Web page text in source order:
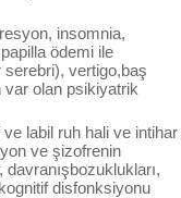
insomnia,
ödemi ile
serebri), vertigo,baş
var olan psikiyatrik
labil ruh hali ve intihar
ve şizofrenin
disfonksiyonu